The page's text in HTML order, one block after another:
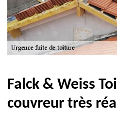
Falck & Weiss
couvreur très